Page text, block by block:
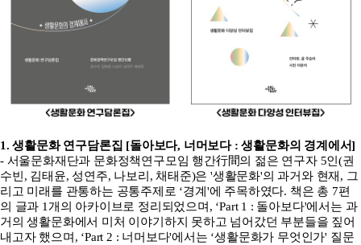
1. 생활문화 연구담론집 [돌아보다, 너머보다 : 생활문화의 경계에서]
- 서울문화재단과 문화정책연구모임 행간行間의 젊은 연구자 5인(권
수빈, 김태윤, 성연주, 나보리, 채태준)은 '생활문화'의 과거와 현재, 그
리고 미래를 관통하는 공통주제로 ‘경계'에 주목하였다. 책은 총 7편
의 글과 1개의 아카이브로 정리되었으며, ‘Part 1 : 돌아보다'에서는 과
거의 생활문화에서 미처 이야기하지 못하고 넘어갔던 부분들을 짚어
내고자 했으며, ‘Part 2 : 너머보다'에서는 ‘생활문화가 무엇인가' 질문